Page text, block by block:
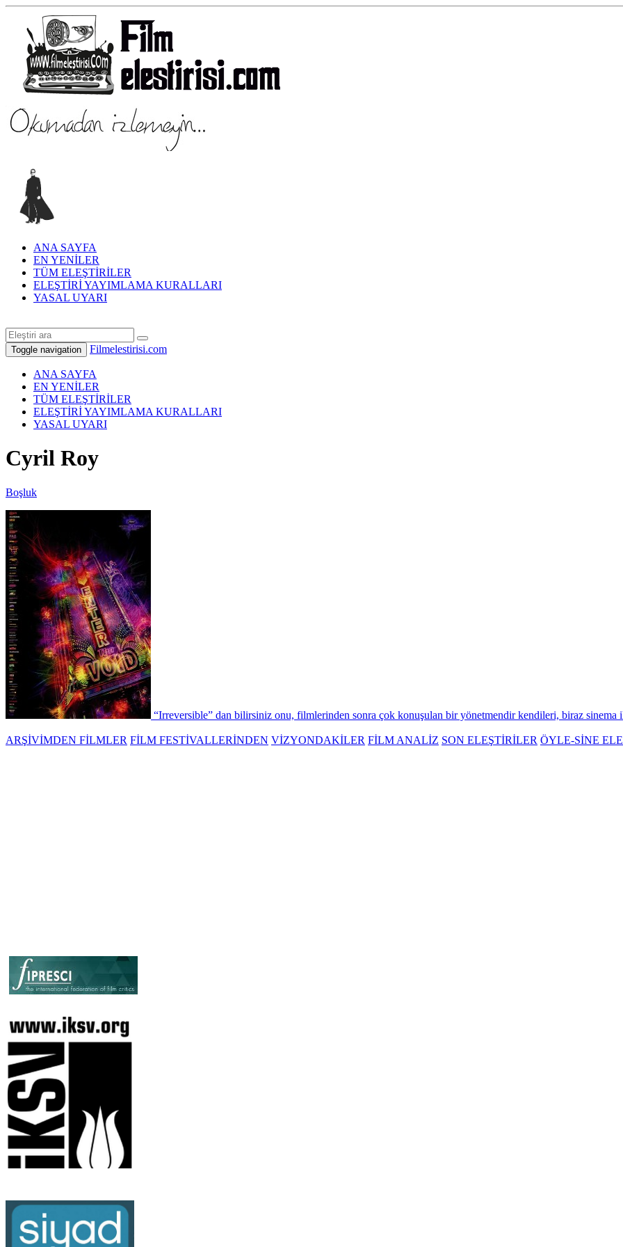
ANA SAYFA
EN YENİLER
TÜM ELEŞTİRİLER
ELEŞTİRİ YAYIMLAMA KURALLARI
YASAL UYARI
Toggle navigation Filmelestirisi.com
ANA SAYFA
EN YENİLER
TÜM ELEŞTİRİLER
ELEŞTİRİ YAYIMLAMA KURALLARI
YASAL UYARI
Cyril Roy
Boşluk
“Irreversible” dan bilirsiniz onu, filmlerinden sonra çok konuşulan bir yönetmendir kendileri, biraz
ARŞİVİMDEN FİLMLER FİLM FESTİVALLERİNDEN VİZYONDAKİLER FİLM ANALİZ SON ELEŞTİRİLER ÖYLE-SİNE